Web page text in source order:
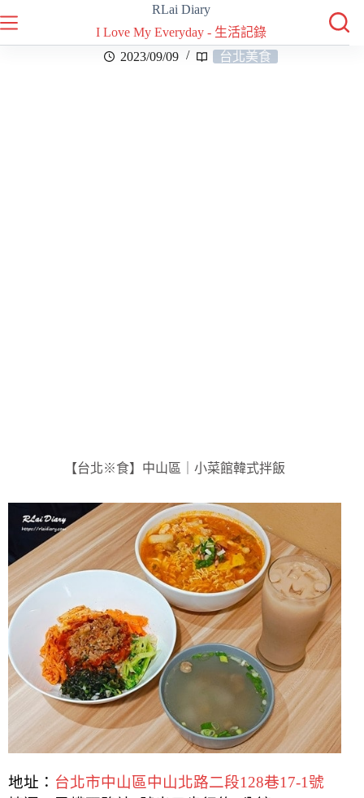
RLai Diary
I Love My Everyday - 生活記錄
2023/09/09
台北美食
【台北※食】中山區｜小菜館韓式拌飯
地址： 台北市中山區中山北路二段128巷17-1號